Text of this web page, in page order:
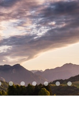
Header01
Header02
Header03
Header04